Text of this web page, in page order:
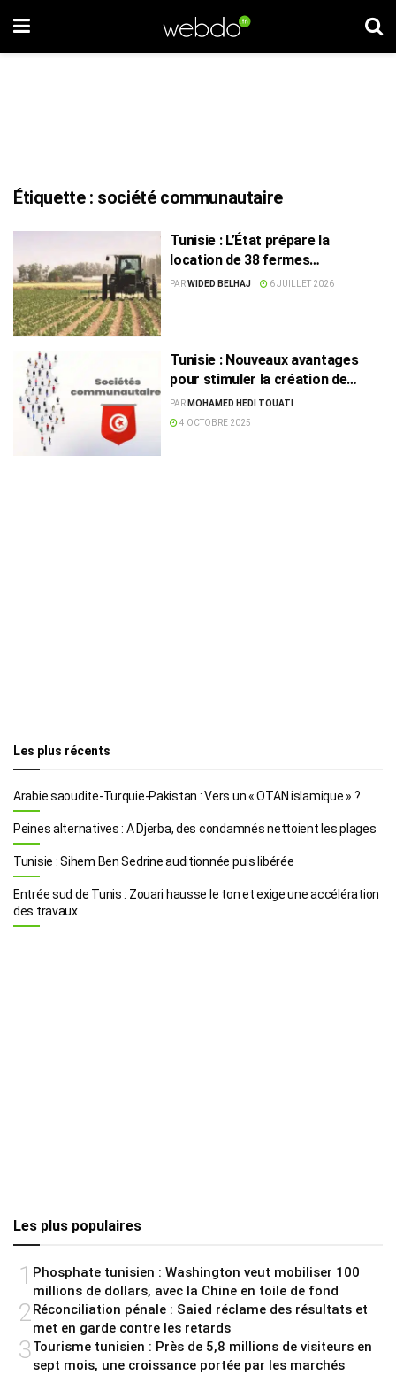
Étiquette : société communautaire
Tunisie : L’État prépare la
location de 38 fermes
domaniales au profit des
PARWIDED BELHAJ 6 JUILLET 2026
Tunisie : Nouveaux avantages
pour stimuler la création de
sociétés communautaires
PAR MOHAMED HEDI TOUATI
4 OCTOBRE 2025
Les plus récents
Arabie saoudite-Turquie-Pakistan : Vers un « OTAN islamique » ?
Peines alternatives : A Djerba, des condamnés nettoient les plages
Tunisie : Sihem Ben Sedrine auditionnée puis libérée
Entrée sud de Tunis : Zouari hausse le ton et exige une accélération
des travaux
Les plus populaires
1 Phosphate tunisien : Washington veut mobiliser 100
millions de dollars, avec la Chine en toile de fond
2Réconciliation pénale : Saied réclame des résultats et
met en garde contre les retards
3Tourisme tunisien : Près de 5,8 millions de visiteurs en
sept mois, une croissance portée par les marchés